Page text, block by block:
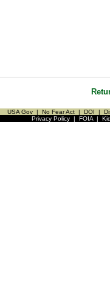
USA Gov | No Fear Act | DOI |
Privacy Policy| FOIA|